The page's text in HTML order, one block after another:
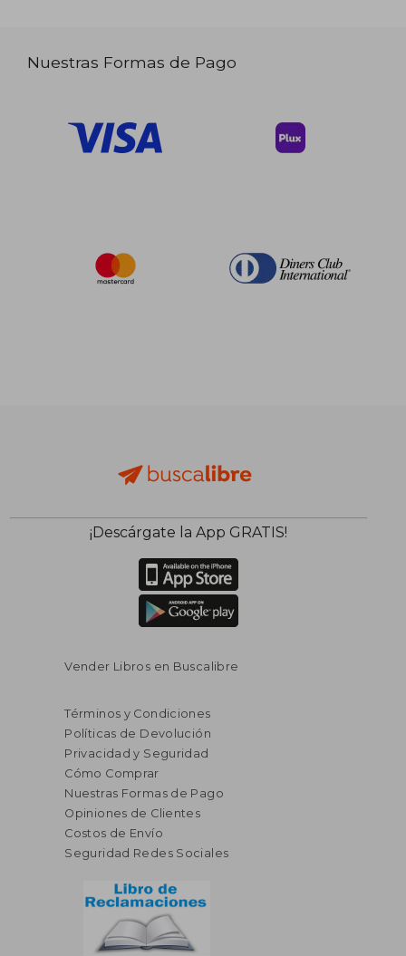
Nuestras Formas de Pago
¡Descárgate la App GRATIS!
Vender Libros en Buscalibre
Términos y Condiciones
Políticas de Devolución
Privacidad y Seguridad
Cómo Comprar
Nuestras Formas de Pago
Opiniones de Clientes
Costos de Envío
Seguridad Redes Sociales